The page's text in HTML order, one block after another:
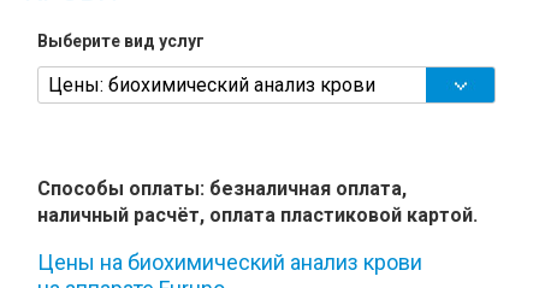
Выберите вид услуг
Способы оплаты: безналичная оплата,
наличный расчёт, оплата пластиковой картой.
Цены на биохимический анализ крови